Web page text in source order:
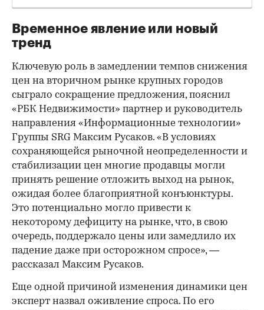
Временное явление или новый
тренд
Ключевую роль в замедлении темпов снижения
цен на вторичном рынке крупных городов
сыграло сокращение предложения, пояснил
«РБК Недвижимости» партнер и руководитель
направления «Информационные технологии»
Группы SRG Максим Русаков. «В условиях
сохраняющейся рыночной неопределенности и
стабилизации цен многие продавцы могли
принять решение отложить выход на рынок,
ожидая более благоприятной конъюнктуры.
Это потенциально могло привести к
некоторому дефициту на рынке, что, в свою
очередь, поддержало цены или замедлило их
падение даже при осторожном спросе», —
рассказал Максим Русаков.
Еще одной причиной изменения динамики цен
эксперт назвал оживление спроса. По его